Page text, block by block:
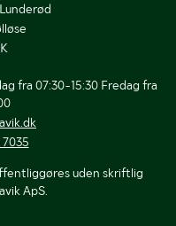
fra 07:30-15:30 Fredag fra
7035
uden skriftlig
ApS.